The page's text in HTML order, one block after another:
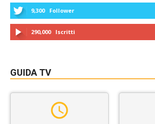
9,300 Follower
290,000 Iscritti
GUIDA TV